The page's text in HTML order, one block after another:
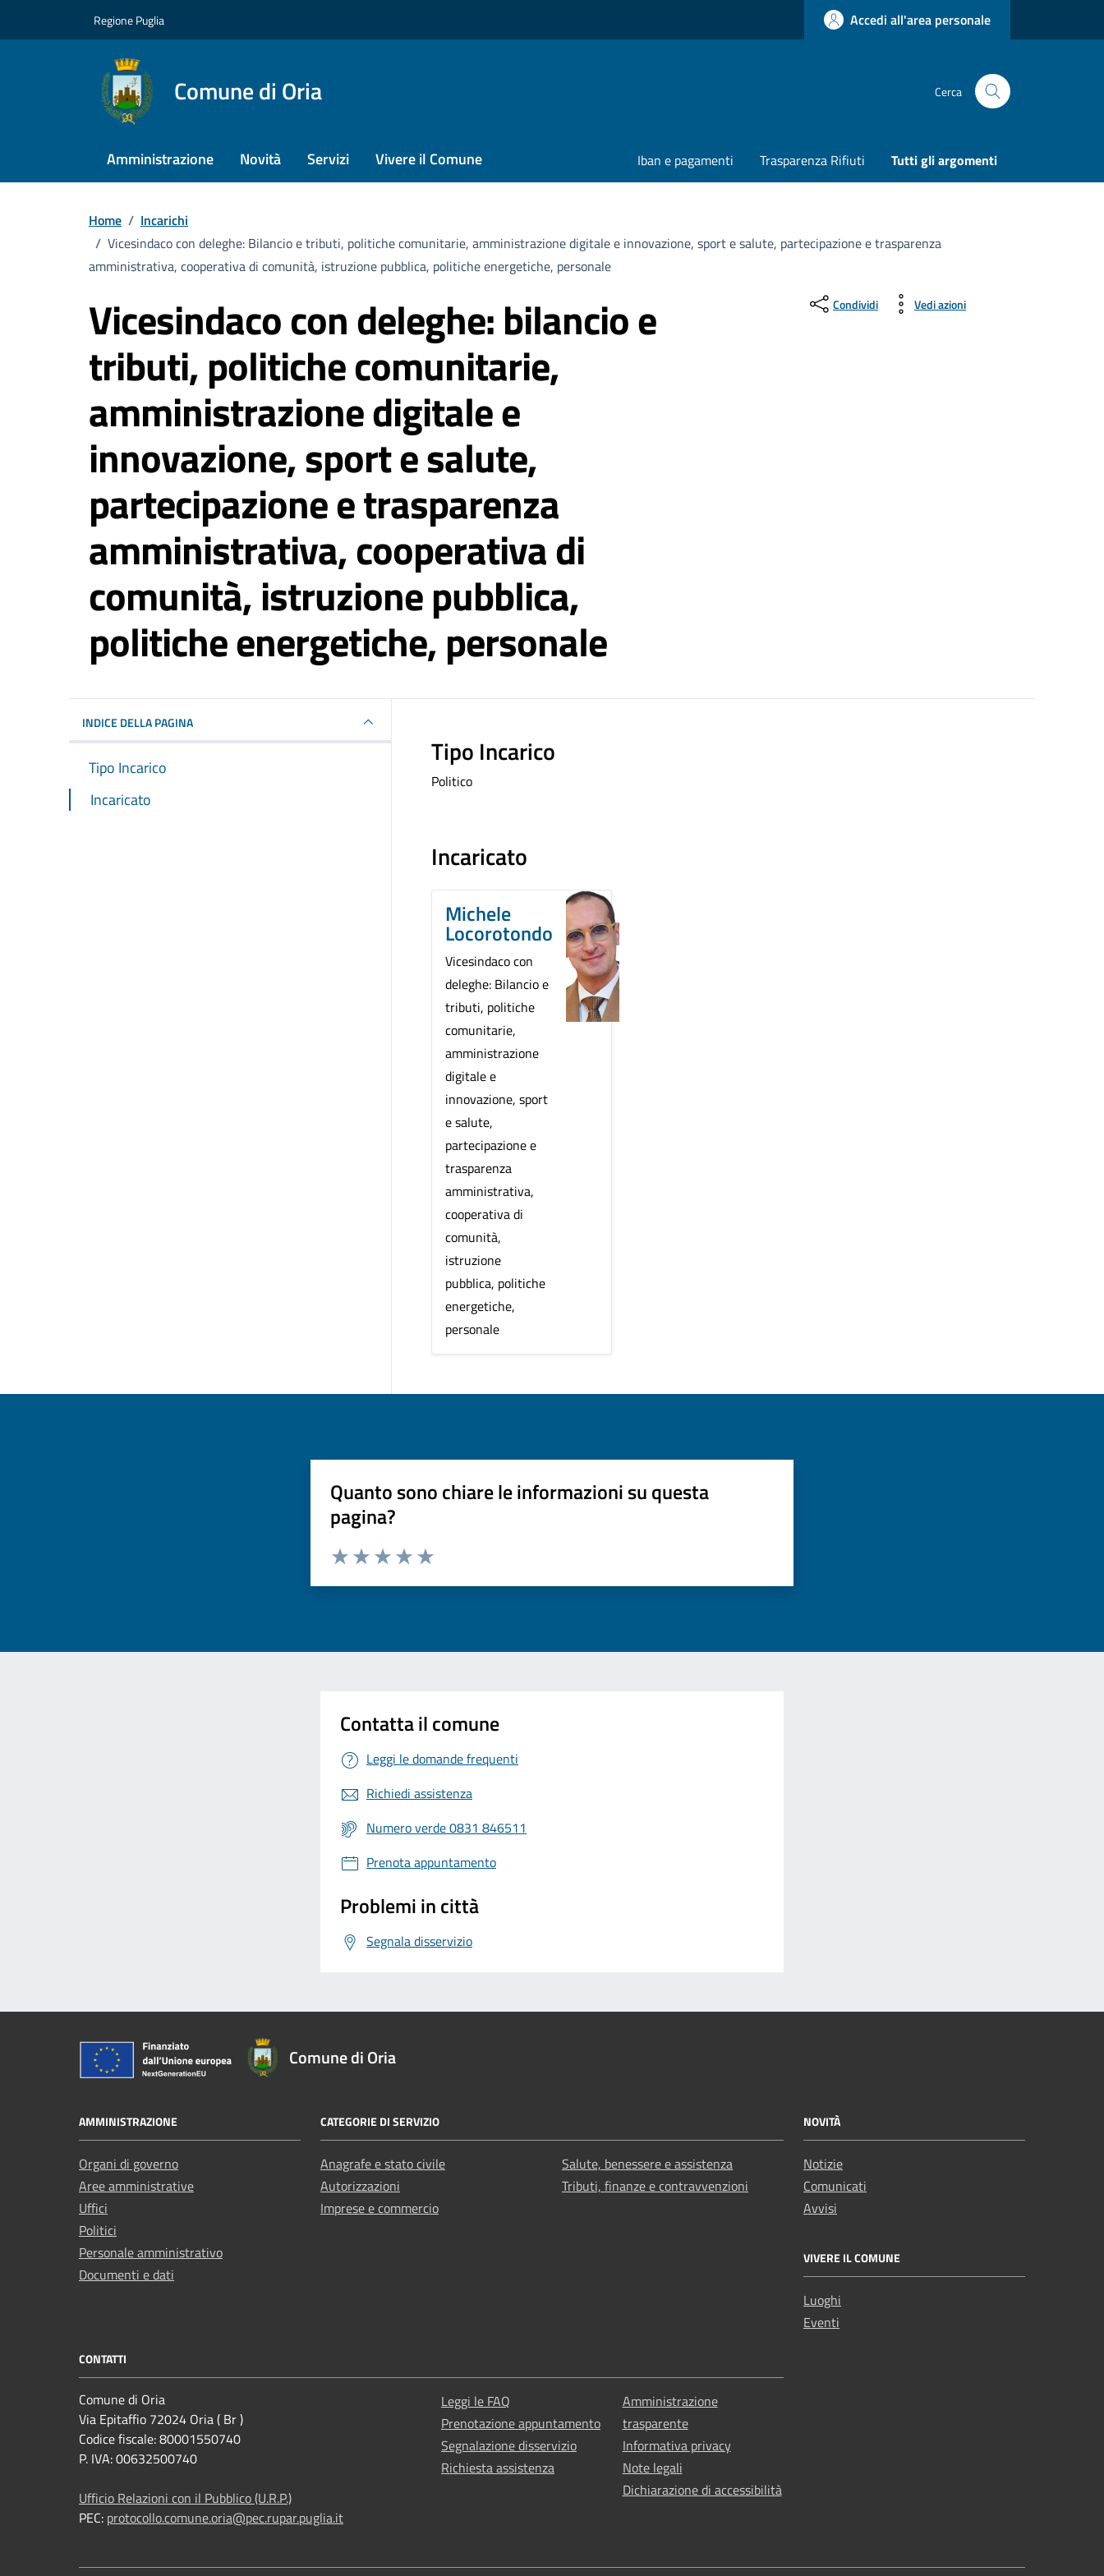
Regione Puglia Accedi all'area personale
Comune di Oria Cerca
Amministrazione Novità Servizi Vivere il Comune Iban e pagamenti Trasparenza Rifiuti Tutti gli argomenti
Home / Incarichi
/ Vicesindaco con deleghe: Bilancio e tributi, politiche comunitarie, amministrazione digitale e innovazione, sport e salute, partecipazione e trasparenza
amministrativa, cooperativa di comunità, istruzione pubblica, politiche energetiche, personale
Vicesindaco con deleghe: bilancio e
tributi, politiche comunitarie,
amministrazione digitale e
innovazione, sport e salute,
partecipazione e trasparenza
amministrativa, cooperativa di
comunità, istruzione pubblica,
politiche energetiche, personale
Dettagli del luogo
Condividi Vedi azioni
INDICE DELLA PAGINA
Tipo Incarico
Incaricato
Tipo Incarico
Politico
Incaricato
Michele
Locorotondo
Vicesindaco con
deleghe: Bilancio e
tributi, politiche
comunitarie,
amministrazione
digitale e
innovazione, sport
e salute,
partecipazione e
trasparenza
amministrativa,
cooperativa di
comunità,
istruzione
pubblica, politiche
energetiche,
personale
Quanto sono chiare le informazioni su questa
pagina?
Contatta il comune
Leggi le domande frequenti
Richiedi assistenza
Numero verde 0831 846511
Prenota appuntamento
Problemi in città
Segnala disservizio
Comune di Oria
AMMINISTRAZIONE
Organi di governo
Aree amministrative
Uffici
Politici
Personale amministrativo
Documenti e dati
CATEGORIE DI SERVIZIO
Anagrafe e stato civile
Autorizzazioni
Imprese e commercio
Salute, benessere e assistenza
Tributi, finanze e contravvenzioni
NOVITÀ
Notizie
Comunicati
Avvisi
VIVERE IL COMUNE
Luoghi
Eventi
CONTATTI
Comune di Oria
Via Epitaffio 72024 Oria ( Br )
Codice fiscale: 80001550740
P. IVA: 00632500740
Ufficio Relazioni con il Pubblico (U.R.P.)
PEC: protocollo.comune.oria@pec.rupar.puglia.it
Leggi le FAQ
Prenotazione appuntamento
Segnalazione disservizio
Richiesta assistenza
Amministrazione
trasparente
Informativa privacy
Note legali
Dichiarazione di accessibilità